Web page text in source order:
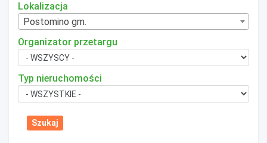
Lokalizacja
Postomino gm.
Organizator przetargu
Typ nieruchomości